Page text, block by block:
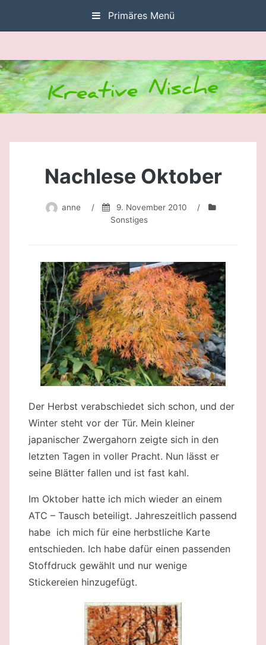
springen
Primäres Menü
Nachlese Oktober
anne / 9. November 2010
/
Sonstiges
Der Herbst verabschiedet sich schon, und der
Winter steht vor der Tür. Mein kleiner
japanischer Zwergahorn zeigte sich in den
letzten Tagen in voller Pracht. Nun lässt er
seine Blätter fallen und ist fast kahl.
Im Oktober hatte ich mich wieder an einem
ATC – Tausch beteiligt. Jahreszeitlich passend
habe ich mich für eine herbstliche Karte
entschieden. Ich habe dafür einen passenden
Stoffdruck gewählt und nur wenige
Stickereien hinzugefügt.